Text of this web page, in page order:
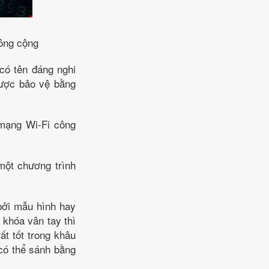
cộng
tên đáng nghi
bảo vệ bằng
Wi-Fi công
chương trình
mẫu hình hay
vân tay thì
tốt trong khâu
thể sánh bằng